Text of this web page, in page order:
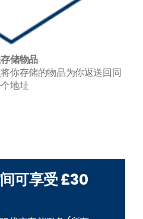
储物品
你存储的物品为你返送回同
地址
可享受 £30